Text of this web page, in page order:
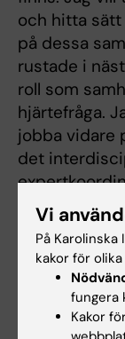
och hitta
på dessa
rustade i
roll som
hjärtefråga.
jobba vidare
det
hälsokriser
Biobank
Centrum för
Vi
På
kakor för
fungera
Kakor